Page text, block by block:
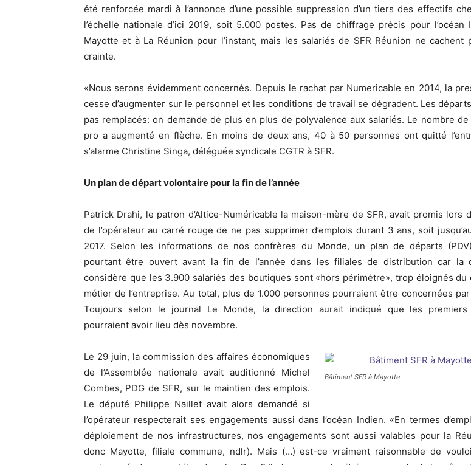
été renforcée mardi à l’annonce d’une possible suppression d’un tiers des effectifs
l’échelle nationale d’ici 2019, soit 5.000 postes. Pas de chiffrage précis pour l’océan
Mayotte et à La Réunion pour l’instant, mais les salariés de SFR Réunion ne cachent
crainte.
«Nous serons évidemment concernés. Depuis le rachat par Numericable en 2014, la
cesse d’augmenter sur le personnel et les conditions de travail se dégradent. Les
pas remplacés: on demande de plus en plus de polyvalence aux salariés. Le nombre
pro a augmenté en flèche. En moins de deux ans, 40 à 50 personnes ont quitté
s’alarme Christine Singa, déléguée syndicale CGTR à SFR.
Un plan de départ volontaire pour la fin de l’année
Patrick Drahi, le patron d’Altice-Numéricable la maison-mère de SFR, avait promis lors
de l’opérateur au carré rouge de ne pas supprimer d’emplois durant 3 ans, soit
2017. Selon les informations de nos confrères du Monde, un plan de départs
pourtant être ouvert avant la fin de l’année dans les filiales de distribution car la
considère que les 3.900 salariés des boutiques sont «hors périmètre», trop éloignés
métier de l’entreprise. Au total, plus de 1.000 personnes pourraient être concernées
Toujours selon le journal Le Monde, la direction aurait indiqué que les premiers
pourraient avoir lieu dès novembre.
Bâtiment SFR à Mayotte
Le 29 juin, la commission des affaires économiques
de l’Assemblée nationale avait auditionné Michel
Combes, PDG de SFR, sur le maintien des emplois.
Le député Philippe Naillet avait alors demandé si
l’opérateur respecterait ses engagements aussi dans l’océan Indien. «En termes
déploiement de nos infrastructures, nos engagements sont aussi valables pour la
donc Mayotte, filiale commune, ndlr). Mais (…) est-ce vraiment raisonnable de